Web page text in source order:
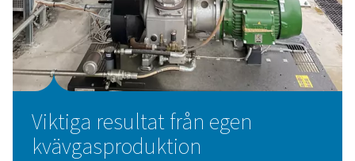
Minskat beroende av externa leverantörer
Ökat kassaflöde
Avkastning på investeringen på bara2-3 år,
20 som ursprungligen befarades
första månaden visste vi att det bara skulle ta två eller
- Eligio Re Fraschini S.p.A.